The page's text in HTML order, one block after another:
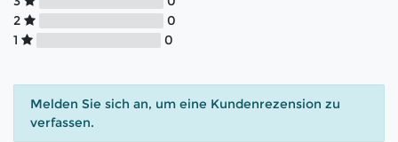
2
0
1
0
Melden Sie sich an, um eine Kundenrezension zu
verfassen.